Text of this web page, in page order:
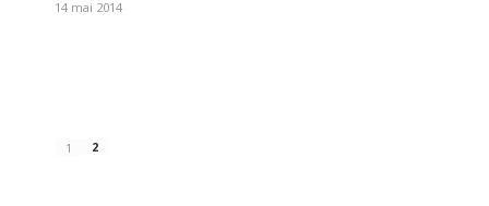
14 mai 2014
1 2